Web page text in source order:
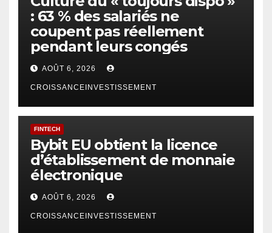
: 63 % des salariés ne
coupent pas réellement
pendant leurs congés
AOÛT 6, 2026
CROISSANCEINVESTISSEMENT
FINTECH
Bybit EU obtient la licence
d’établissement de monnaie
électronique
AOÛT 6, 2026
CROISSANCEINVESTISSEMENT